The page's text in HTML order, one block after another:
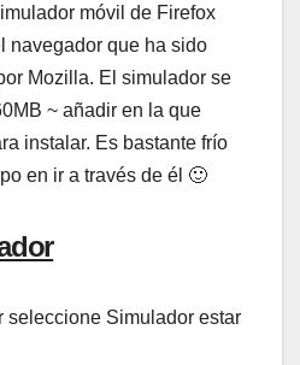
móvil de Firefox
navegador que ha sido
Mozilla. El simulador se
~ añadir en la que
instalar. Es bastante frío
en ir a través de él 🙂
seleccione Simulador estar